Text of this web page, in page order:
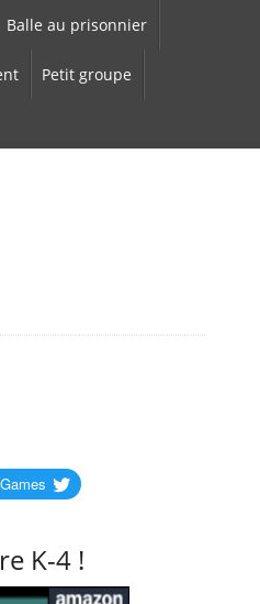
Balle au prisonnier
Petit groupe
K-4 !